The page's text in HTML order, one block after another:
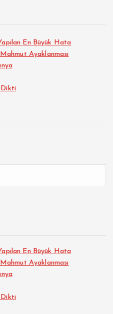
En Büyük Hata
Ayaklanması
Dikti
En Büyük Hata
Ayaklanması
Dikti